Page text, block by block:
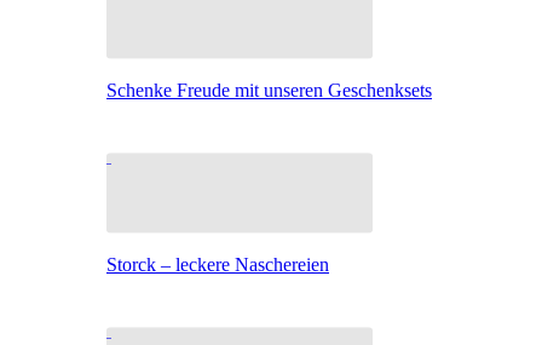
Schenke Freude mit unseren Geschenksets
Storck – leckere Naschereien